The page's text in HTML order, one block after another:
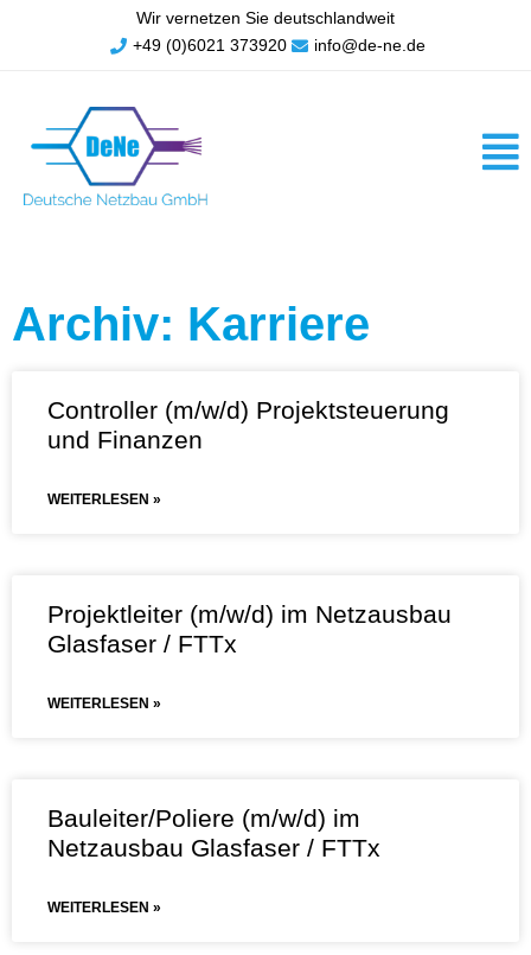
Wir vernetzen Sie deutschlandweit
+49 (0)6021 373920
info@de-ne.de
Archiv: Karriere
Controller (m/w/d) Projektsteuerung
und Finanzen
WEITERLESEN »
Projektleiter (m/w/d) im Netzausbau
Glasfaser / FTTx
WEITERLESEN »
Bauleiter/Poliere (m/w/d) im
Netzausbau Glasfaser / FTTx
WEITERLESEN »